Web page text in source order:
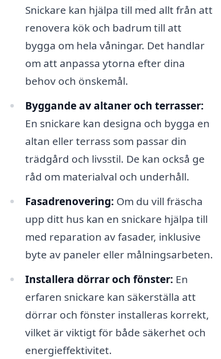
Snickare kan hjälpa till med allt från att
renovera kök och badrum till att
bygga om hela våningar. Det handlar
om att anpassa ytorna efter dina
behov och önskemål.
Byggande av altaner och terrasser:
En snickare kan designa och bygga en
altan eller terrass som passar din
trädgård och livsstil. De kan också ge
råd om materialval och underhåll.
Fasadrenovering: Om du vill fräscha
upp ditt hus kan en snickare hjälpa till
med reparation av fasader, inklusive
byte av paneler eller målningsarbeten.
Installera dörrar och fönster: En
erfaren snickare kan säkerställa att
dörrar och fönster installeras korrekt,
vilket är viktigt för både säkerhet och
energieffektivitet.